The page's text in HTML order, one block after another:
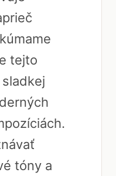
tejto
tóny a